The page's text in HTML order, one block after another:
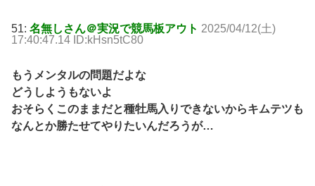
51: 名無しさん＠実況で競馬板アウト 2025/04/12(土)
17:40:47.14 ID:kHsn5tC80
もうメンタルの問題だよな
どうしようもないよ
おそらくこのままだと種牡馬入りできないからキムテツも
なんとか勝たせてやりたいんだろうが…